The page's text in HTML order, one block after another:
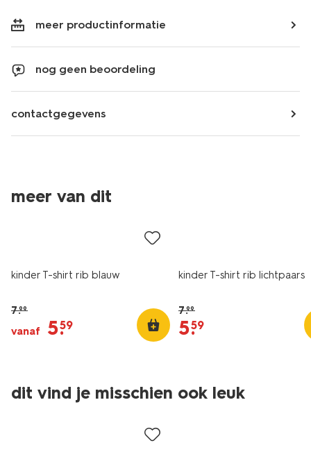
meer productinformatie
nog geen beoordeling
contactgegevens
meer van dit
sale
kinder T-shirt rib blauw
7.99
vanaf 5.
59
kinder T-shirt rib lichtpaars
7.99
5.
59
dit vind je misschien ook leuk
sale sale